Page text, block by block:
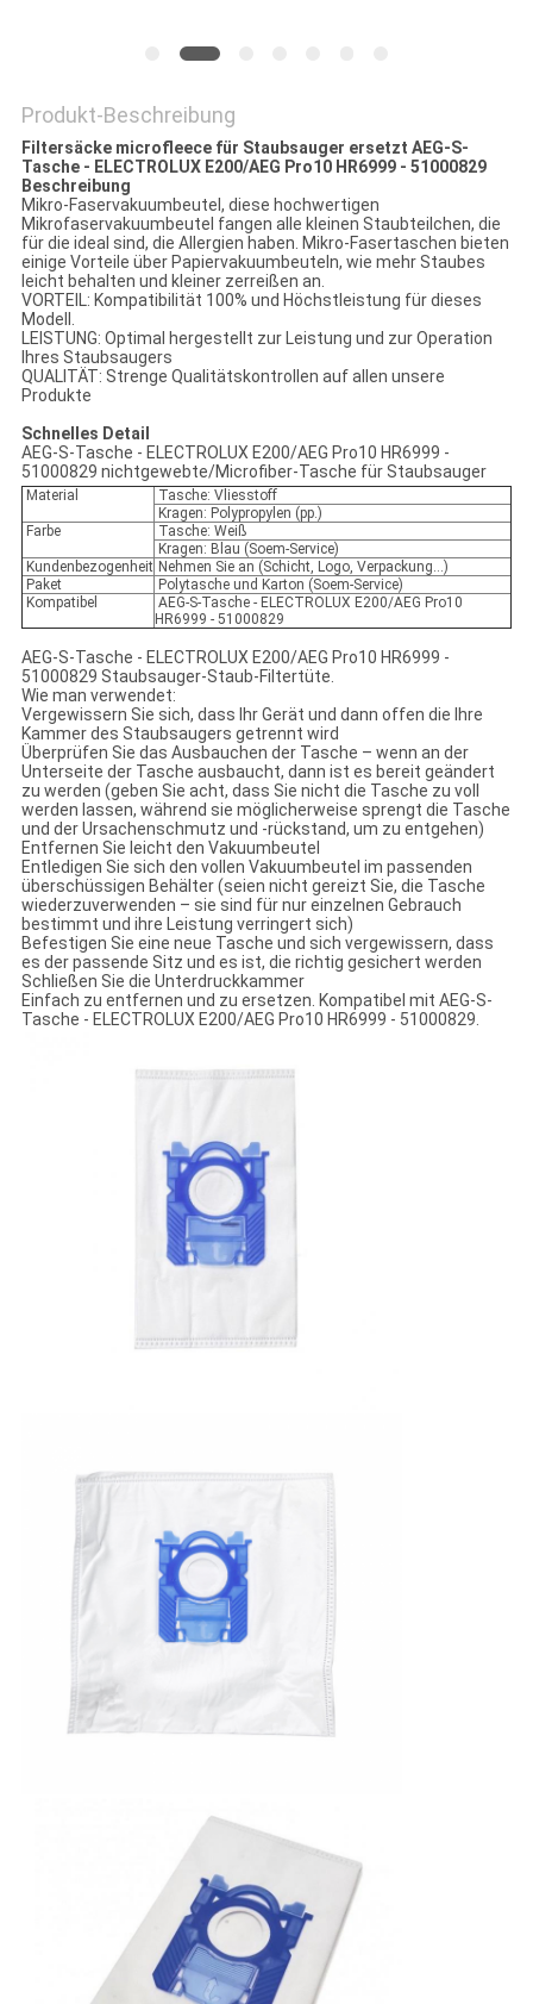
Produkt-Beschreibung
Filtersäcke microfleece für Staubsauger ersetzt AEG-S-
Tasche - ELECTROLUX E200/AEG Pro10 HR6999 - 51000829
Beschreibung
Mikro-Faservakuumbeutel, diese hochwertigen
Mikrofaservakuumbeutel fangen alle kleinen Staubteilchen, die
für die ideal sind, die Allergien haben. Mikro-Fasertaschen bieten
einige Vorteile über Papiervakuumbeuteln, wie mehr Staubes
leicht behalten und kleiner zerreißen an.
VORTEIL: Kompatibilität 100% und Höchstleistung für dieses
Modell.
LEISTUNG: Optimal hergestellt zur Leistung und zur Operation
Ihres Staubsaugers
QUALITÄT: Strenge Qualitätskontrollen auf allen unsere
Produkte
Schnelles Detail
AEG-S-Tasche - ELECTROLUX E200/AEG Pro10 HR6999 -
51000829 nichtgewebte/Microfiber-Tasche für Staubsauger
Material
Tasche: Vliesstoff
Kragen: Polypropylen (pp.)
Farbe
Tasche: Weiß
Kragen: Blau (Soem-Service)
Kundenbezogenheit Nehmen Sie an (Schicht, Logo, Verpackung…)
Paket
Polytasche und Karton (Soem-Service)
Kompatibel
AEG-S-Tasche - ELECTROLUX E200/AEG Pro10
HR6999 - 51000829
AEG-S-Tasche - ELECTROLUX E200/AEG Pro10 HR6999 -
51000829 Staubsauger-Staub-Filtertüte.
Wie man verwendet:
Vergewissern Sie sich, dass Ihr Gerät und dann offen die Ihre
Kammer des Staubsaugers getrennt wird
Überprüfen Sie das Ausbauchen der Tasche – wenn an der
Unterseite der Tasche ausbaucht, dann ist es bereit geändert
zu werden (geben Sie acht, dass Sie nicht die Tasche zu voll
werden lassen, während sie möglicherweise sprengt die Tasche
und der Ursachenschmutz und -rückstand, um zu entgehen)
Entfernen Sie leicht den Vakuumbeutel
Entledigen Sie sich den vollen Vakuumbeutel im passenden
überschüssigen Behälter (seien nicht gereizt Sie, die Tasche
wiederzuverwenden – sie sind für nur einzelnen Gebrauch
bestimmt und ihre Leistung verringert sich)
Befestigen Sie eine neue Tasche und sich vergewissern, dass
es der passende Sitz und es ist, die richtig gesichert werden
Schließen Sie die Unterdruckkammer
Einfach zu entfernen und zu ersetzen. Kompatibel mit AEG-S-
Tasche - ELECTROLUX E200/AEG Pro10 HR6999 - 51000829.